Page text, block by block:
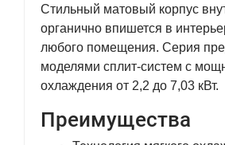
Стильный матовый корпус
органично впишется в
любого помещения. Серия
моделями сплит-систем с
охлаждения от 2,2 до 7,03 кВт.
Преимущества